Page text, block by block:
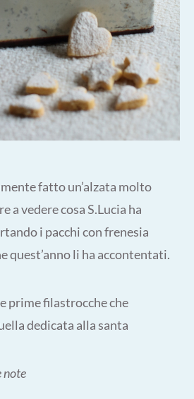
fatto un’alzata molto
a vedere cosa S.Lucia ha
i pacchi con frenesia
quest’anno li ha accontentati.
prime filastrocche che
dedicata alla santa
note